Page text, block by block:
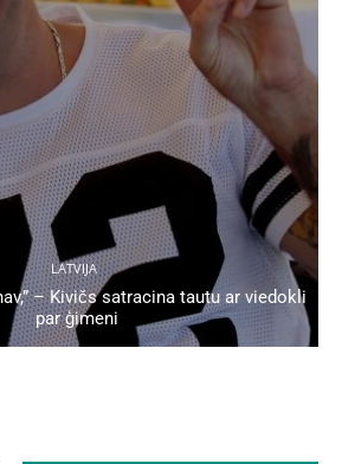
LATVIJA
– Kivičs satracina tautu ar viedokli
par ģimeni